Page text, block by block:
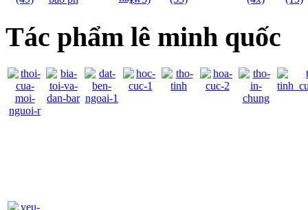
Tác phẩm lê minh quốc